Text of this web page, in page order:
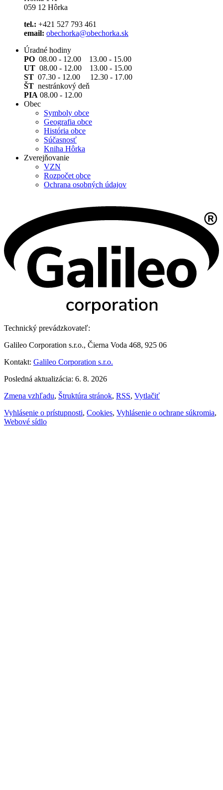
059 12 Hôrka
tel.: +421 527 793 461
email: obechorka@obechorka.sk
Úradné hodiny
PO 08.00 - 12.00 13.00 - 15.00
UT 08.00 - 12.00 13.00 - 15.00
ST 07.30 - 12.00 12.30 - 17.00
ŠT nestránkový deň
PIA 08.00 - 12.00
Obec
Symboly obce
Geografia obce
História obce
Súčasnosť
Kniha Hôrka
Zverejňovanie
VZN
Rozpočet obce
Ochrana osobných údajov
Technický prevádzkovateľ:
Galileo Corporation s.r.o., Čierna Voda 468, 925 06
Kontakt: Galileo Corporation s.r.o.
Posledná aktualizácia: 6. 8. 2026
Zmena vzhľadu, Štruktúra stránok, RSS, Vytlačiť
Vyhlásenie o prístupnosti, Cookies, Vyhlásenie o ochrane súkromia,
Webové sídlo